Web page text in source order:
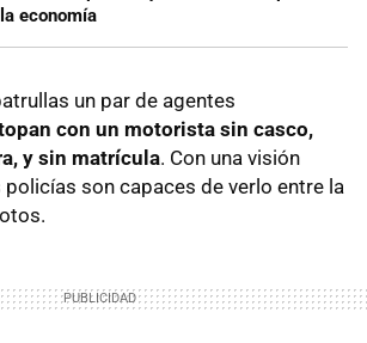
economía
un par de agentes
con un motorista sin casco,
y sin matrícula. Con una visión
policías son capaces de verlo entre la